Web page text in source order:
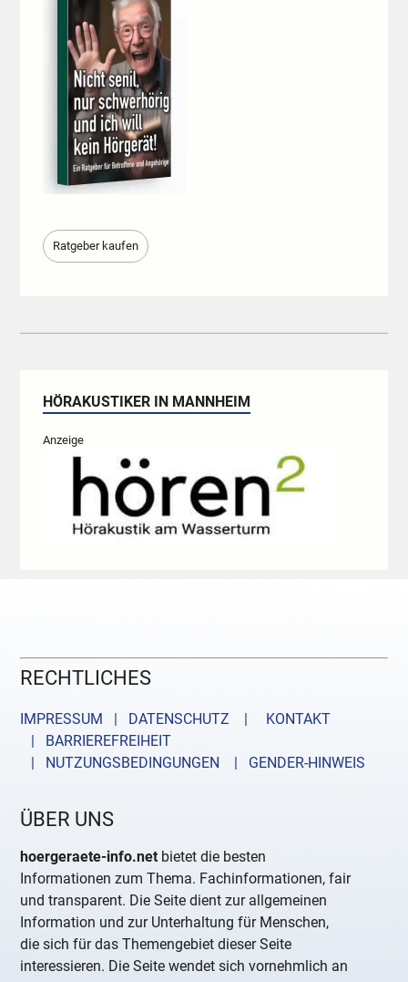
Ratgeber kaufen
HÖRAKUSTIKER IN MANNHEIM
Anzeige
RECHTLICHES
IMPRESSUM | DATENSCHUTZ |
KONTAKT
| BARRIEREFREIHEIT
| NUTZUNGSBEDINGUNGEN
| GENDER-HINWEIS
ÜBER UNS
hoergeraete-info.net bietet die besten
Informationen zum Thema. Fachinformationen, fair
und transparent. Die Seite dient zur allgemeinen
Information und zur Unterhaltung für Menschen,
die sich für das Themengebiet dieser Seite
interessieren. Die Seite wendet sich vornehmlich an